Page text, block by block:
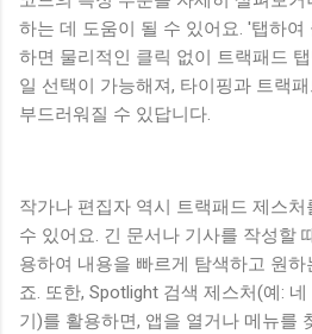
하는 데 도움이 될 수 있어요. '탭하
하면 물리적인 클릭 없이 트랙패드
일 선택이 가능해져, 타이핑과 트랙
부드러워질 수 있답니다.
작가나 편집자 역시 트랙패드 제스
수 있어요. 긴 문서나 기사를 작성할
용하여 내용을 빠르게 탐색하고 원
죠. 또한, Spotlight 검색 제스처(예:
기)를 활용하면, 앱을 열거나 메뉴를